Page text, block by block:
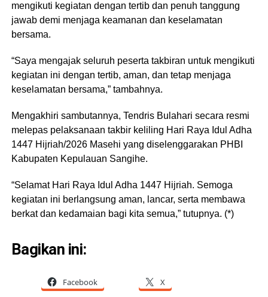
mengikuti kegiatan dengan tertib dan penuh tanggung
jawab demi menjaga keamanan dan keselamatan
bersama.
“Saya mengajak seluruh peserta takbiran untuk mengikuti
kegiatan ini dengan tertib, aman, dan tetap menjaga
keselamatan bersama,” tambahnya.
Mengakhiri sambutannya, Tendris Bulahari secara resmi
melepas pelaksanaan takbir keliling Hari Raya Idul Adha
1447 Hijriah/2026 Masehi yang diselenggarakan PHBI
Kabupaten Kepulauan Sangihe.
“Selamat Hari Raya Idul Adha 1447 Hijriah. Semoga
kegiatan ini berlangsung aman, lancar, serta membawa
berkat dan kedamaian bagi kita semua,” tutupnya. (*)
Bagikan ini:
Facebook X